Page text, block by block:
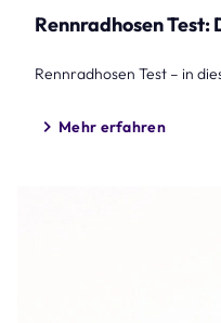
Rennradhosen Test:
Rennradhosen Test – in
Mehr erfahren